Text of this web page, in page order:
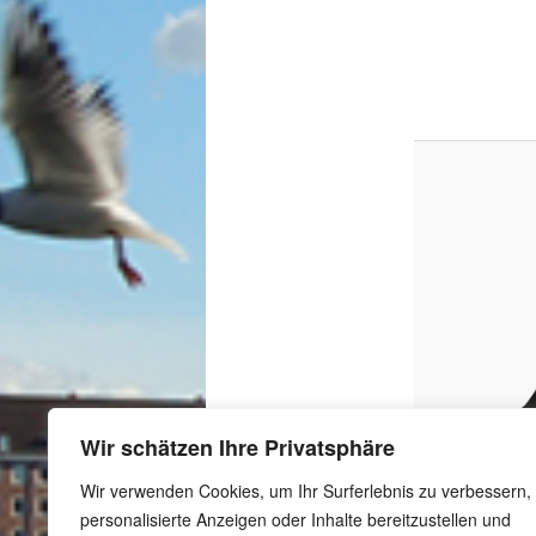
Wir schätzen Ihre Privatsphäre
Wir verwenden Cookies, um Ihr Surferlebnis zu verbessern,
personalisierte Anzeigen oder Inhalte bereitzustellen und